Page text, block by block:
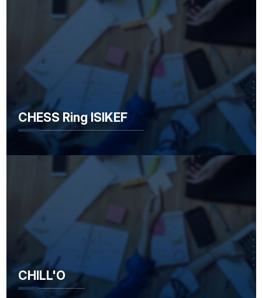
CHESS Ring ISIKEF
CHESS Ring ISIKEF
CHILL'O
CHILL'O